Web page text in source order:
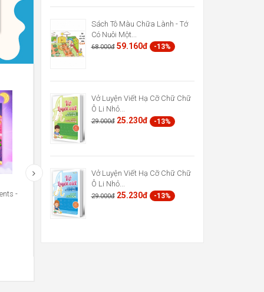
-
Truyện Tranh Khoa Học - Những
Cuộc Phiêu Lưu Kỳ...
56.000đ 48.720đ
Truyện Tranh Khoa Học -
Cuộc Phiêu Lưu Kỳ...
Sách Tô Màu Chữa Lành - Tớ
Có Nuôi Một...
68.000đ 59.160đ -13%
Vở Luyện Viết Hạ Cỡ Chữ Chữ
Ô Li Nhỏ...
29.000đ 25.230đ -13%
Vở Luyện Viết Hạ Cỡ Chữ Chữ
Ô Li Nhỏ...
29.000đ 25.230đ -13%